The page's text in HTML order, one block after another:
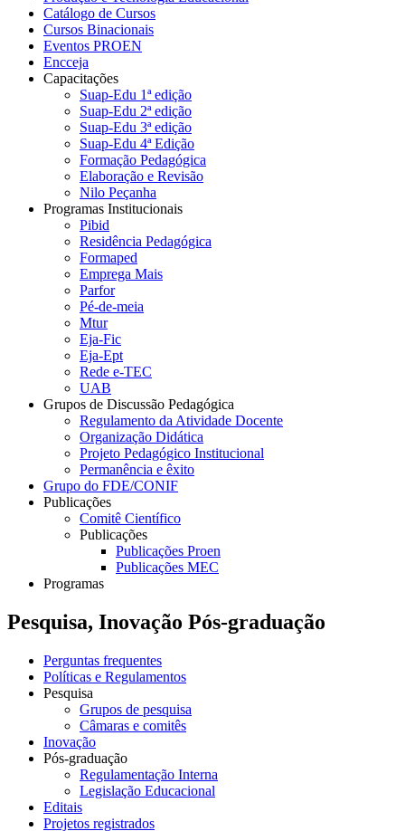
Catálogo de Cursos
Cursos Binacionais
Eventos PROEN
Encceja
Capacitações
Suap-Edu 1ª edição
Suap-Edu 2ª edição
Suap-Edu 3ª edição
Suap-Edu 4ª Edição
Formação Pedagógica
Elaboração e Revisão
Nilo Peçanha
Programas Institucionais
Pibid
Residência Pedagógica
Formaped
Emprega Mais
Parfor
Pé-de-meia
Mtur
Eja-Fic
Eja-Ept
Rede e-TEC
UAB
Grupos de Discussão Pedagógica
Regulamento da Atividade Docente
Organização Didática
Projeto Pedagógico Institucional
Permanência e êxito
Grupo do FDE/CONIF
Publicações
Comitê Científico
Publicações
Publicações Proen
Publicações MEC
Programas
Pesquisa, Inovação Pós-graduação
Perguntas frequentes
Políticas e Regulamentos
Pesquisa
Grupos de pesquisa
Câmaras e comitês
Inovação
Pós-graduação
Regulamentação Interna
Legislação Educacional
Editais
Projetos registrados